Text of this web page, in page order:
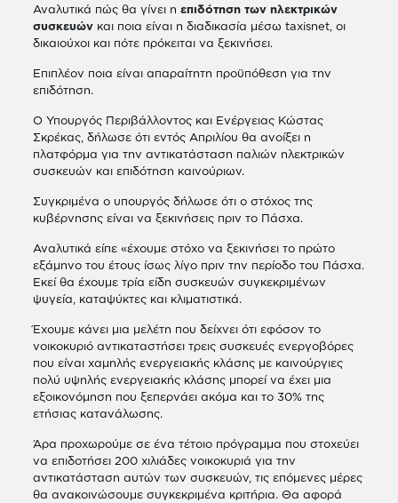
Αναλυτικά πώς θα γίνει η επιδότηση των ηλεκτρικών
συσκευώνκαι ποια είναι η διαδικασία μέσω taxisnet, οι
δικαιούχοι και πότε πρόκειται να ξεκινήσει.
Επιπλέον ποια είναι απαραίτητη προϋπόθεση για την
επιδότηση.
Ο Υπουργός Περιβάλλοντος και Ενέργειας Κώστας
Σκρέκας, δήλωσε ότι εντός Απριλίου θα ανοίξει η
πλατφόρμα για την αντικατάσταση παλιών ηλεκτρικών
συσκευών και επιδότηση καινούριων.
Συγκριμένα ο υπουργός δήλωσε ότι ο στόχος της
κυβέρνησης είναι να ξεκινήσεις πριν το Πάσχα.
Αναλυτικά είπε «έχουμε στόχο να ξεκινήσει το πρώτο
εξάμηνο του έτους ίσως λίγο πριν την περίοδο του Πάσχα.
Εκεί θα έχουμε τρία είδη συσκευών συγκεκριμένων
ψυγεία, καταψύκτες και κλιματιστικά.
Έχουμε κάνει μια μελέτη που δείχνει ότι εφόσον το
νοικοκυριό αντικαταστήσει τρεις συσκευές ενεργοβόρες
που είναι χαμηλής ενεργειακής κλάσης με καινούργιες
πολύ υψηλής ενεργειακής κλάσης μπορεί να έχει μια
εξοικονόμηση που ξεπερνάει ακόμα και το 30% της
ετήσιας κατανάλωσης.
Άρα προχωρούμε σε ένα τέτοιο πρόγραμμα που στοχεύει
να επιδοτήσει 200 χιλιάδες νοικοκυριά για την
αντικατάσταση αυτών των συσκευών, τις επόμενες μέρες
θα ανακοινώσουμε συγκεκριμένα κριτήρια. Θα αφορά